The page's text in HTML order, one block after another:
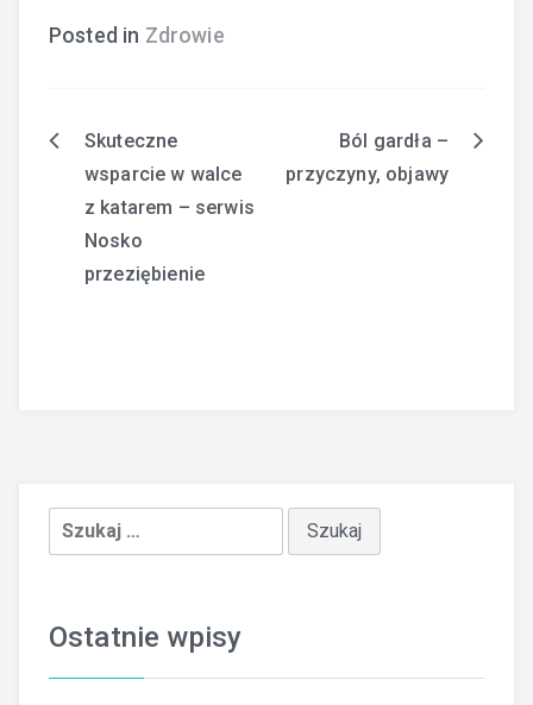
Posted in Zdrowie
Nawigacja
wpisu
Skuteczne
wsparcie w walce
z katarem – serwis
Nosko
przeziębienie
Ból gardła –
przyczyny, objawy
Szukaj:
Ostatnie wpisy